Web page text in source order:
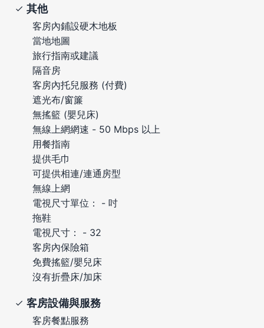
其他
客房內鋪設硬木地板
當地地圖
旅行指南或建議
隔音房
客房內托兒服務 (付費)
遮光布/窗簾
無搖籃 (嬰兒床)
無線上網網速 - 50 Mbps 以上
用餐指南
提供毛巾
可提供相連/連通房型
無線上網
電視尺寸單位： - 吋
拖鞋
電視尺寸： - 32
客房內保險箱
免費搖籃/嬰兒床
沒有折疊床/加床
客房設備與服務
客房餐點服務